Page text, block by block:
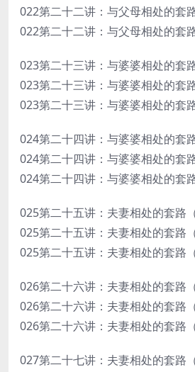
022第二十二讲：与父母相处的套
022第二十二讲：与父母相处的套
023第二十三讲：与婆婆相处的套
023第二十三讲：与婆婆相处的套
023第二十三讲：与婆婆相处的套
024第二十四讲：与婆婆相处的套
024第二十四讲：与婆婆相处的套
024第二十四讲：与婆婆相处的套
025第二十五讲：夫妻相处的套路（
025第二十五讲：夫妻相处的套路
025第二十五讲：夫妻相处的套路
026第二十六讲：夫妻相处的套路
026第二十六讲：夫妻相处的套路
026第二十六讲：夫妻相处的套路
027第二十七讲：夫妻相处的套路